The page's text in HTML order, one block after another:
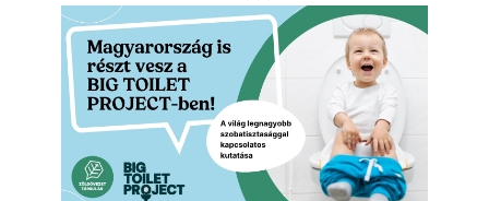
Lead kép